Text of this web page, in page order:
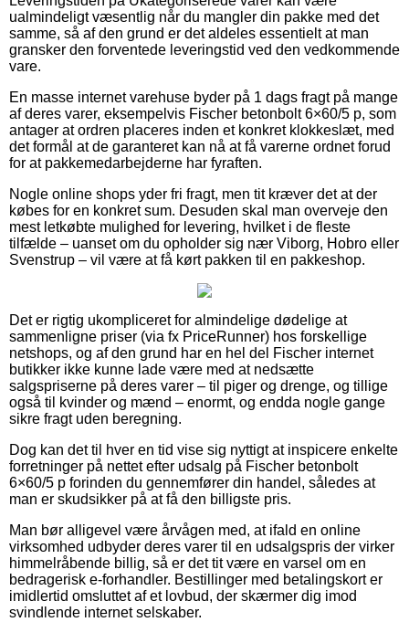
ualmindeligt væsentlig når du mangler din pakke med det
samme, så af den grund er det aldeles essentielt at man
gransker den forventede leveringstid ved den vedkommende
vare.
En masse internet varehuse byder på 1 dags fragt på mange
af deres varer, eksempelvis Fischer betonbolt 6×60/5 p, som
antager at ordren placeres inden et konkret klokkeslæt, med
det formål at de garanteret kan nå at få varerne ordnet forud
for at pakkemedarbejderne har fyraften.
Nogle online shops yder fri fragt, men tit kræver det at der
købes for en konkret sum. Desuden skal man overveje den
mest letkøbte mulighed for levering, hvilket i de fleste
tilfælde – uanset om du opholder sig nær Viborg, Hobro eller
Svenstrup – vil være at få kørt pakken til en pakkeshop.
Det er rigtig ukompliceret for almindelige dødelige at
sammenligne priser (via fx PriceRunner) hos forskellige
netshops, og af den grund har en hel del Fischer internet
butikker ikke kunne lade være med at nedsætte
salgspriserne på deres varer – til piger og drenge, og tillige
også til kvinder og mænd – enormt, og endda nogle gange
sikre fragt uden beregning.
Dog kan det til hver en tid vise sig nyttigt at inspicere enkelte
forretninger på nettet efter udsalg på Fischer betonbolt
6×60/5 p forinden du gennemfører din handel, således at
man er skudsikker på at få den billigste pris.
Man bør alligevel være årvågen med, at ifald en online
virksomhed udbyder deres varer til en udsalgspris der virker
himmelråbende billig, så er det tit være en varsel om en
bedragerisk e-forhandler. Bestillinger med betalingskort er
imidlertid omsluttet af et lovbud, der skærmer dig imod
svindlende internet selskaber.